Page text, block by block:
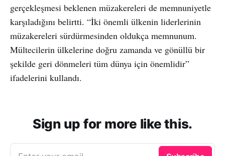
gerçekleşmesi beklenen müzakereleri de memnuniyetle
karşıladığını belirtti. “İki önemli ülkenin liderlerinin
müzakereleri sürdürmesinden oldukça memnunum.
Mültecilerin ülkelerine doğru zamanda ve gönüllü bir
şekilde geri dönmeleri tüm dünya için önemlidir”
ifadelerini kullandı.
Sign up for more like this.